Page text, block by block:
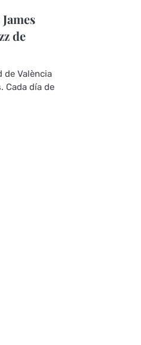
de
de València
Cada día de